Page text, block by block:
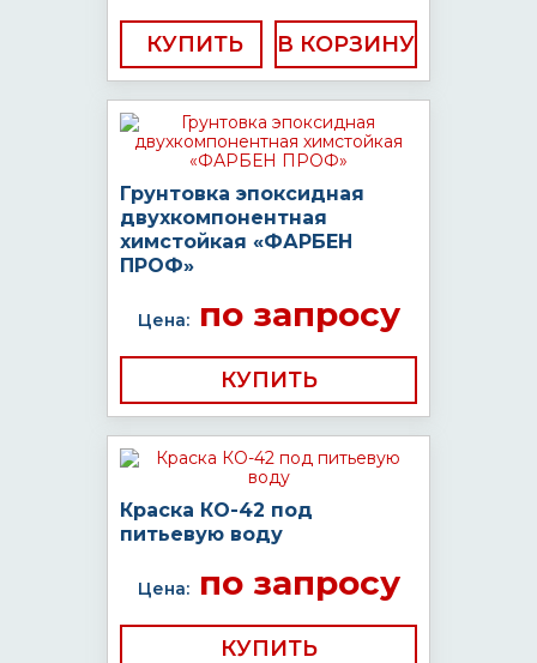
КУПИТЬ
Грунтовка эпоксидная
двухкомпонентная
химстойкая «ФАРБЕН
ПРОФ»
Цена:по запросу
КУПИТЬ
Краска КО-42 под
питьевую воду
Цена:по запросу
КУПИТЬ